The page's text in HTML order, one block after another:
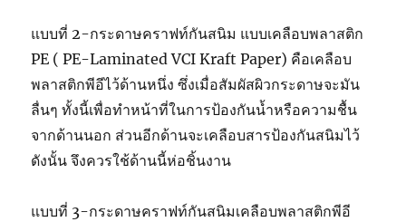
แบบที่ 2-กระดาษคราฟท์กันสนิม แบบเคลือบพลาสติก
PE ( PE-Laminated VCI Kraft Paper) คือเคลือบ
พลาสติกพีอีไว้ด้านหนึ่ง ซึ่งเมื่อสัมผัสผิวกระดาษจะมัน
ลื่นๆ ทั้งนี้เพื่อทำหน้าที่ในการป้องกันน้ำหรือความชื้น
จากด้านนอก ส่วนอีกด้านจะเคลือบสารป้องกันสนิมไว้
ดังนั้น จึงควรใช้ด้านนี้ห่อชิ้นงาน
แบบที่ 3-กระดาษคราฟท์กันสนิมเคลือบพลาสติกพีอี